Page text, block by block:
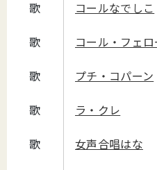
歌 コールなでしこ
歌 コール・フェ
歌 プチ・コパーン
歌 ラ・クレ
歌 女声合唱はな